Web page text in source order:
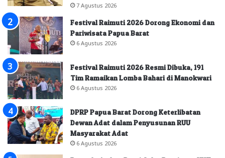
7 Agustus 2026
Festival Raimuti 2026 Dorong Ekonomi dan
Pariwisata Papua Barat
6 Agustus 2026
Festival Raimuti 2026 Resmi Dibuka, 191
Tim Ramaikan Lomba Bahari di Manokwari
6 Agustus 2026
DPRP Papua Barat Dorong Keterlibatan
Dewan Adat dalam Penyusunan RUU
Masyarakat Adat
6 Agustus 2026